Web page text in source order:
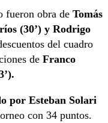
fueron obra de Tomás
(30’) y Rodrigo
del cuadro
de Franco
por Esteban Solari
con 34 puntos.